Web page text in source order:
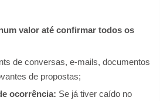
valor até confirmar todos os
de conversas, e-mails, documentos
de propostas;
ocorrência: Se já tiver caído no